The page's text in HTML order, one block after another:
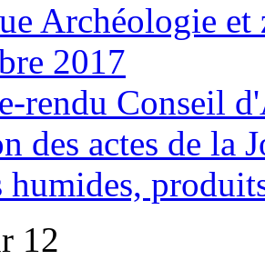
Archéologie et
2017
rendu Conseil
des actes de la
humides,
12